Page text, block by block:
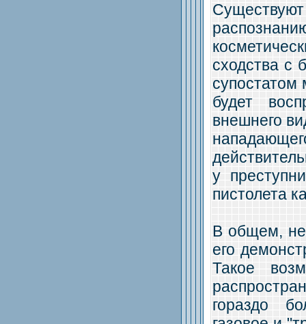
Существуют
сходства с
супостатом
будет
внешнего
у
пистолета
В общем, не
его
Такое
гораздо